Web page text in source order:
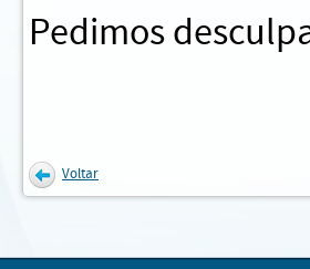
Pedimos
Voltar